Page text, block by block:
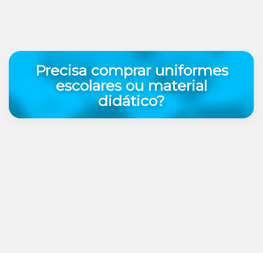
Precisa comprar uniformes
escolares ou material
didático?